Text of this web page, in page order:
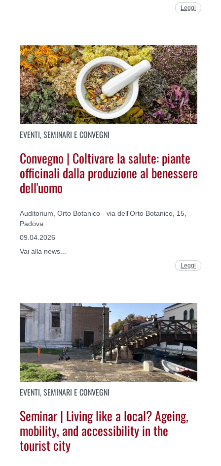
Leggi
EVENTI, SEMINARI E CONVEGNI
Convegno | Coltivare la salute: piante
officinali dalla produzione al benessere
dell'uomo
Auditorium, Orto Botanico - via dell'Orto Botanico, 15,
Padova
09.04.2026
Vai alla news...
Leggi
EVENTI, SEMINARI E CONVEGNI
Seminar | Living like a local? Ageing,
mobility, and accessibility in the
tourist city